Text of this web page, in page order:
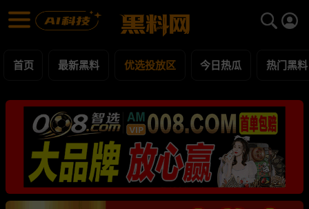
优选投放区 每日更新黑料吃瓜爆料
首页 最新黑料 优选投放区 今日热瓜 热门黑料